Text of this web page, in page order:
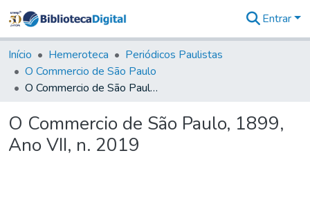
&
Coleções
Tudo na
Biblioteca
Estatísticas
Entrar
Início Hemeroteca
Periódicos Paulistas
O Commercio de São Paulo
O Commercio de São Paulo, 1899, Ano VII, n. 2019
O Commercio de São Paulo, 1899,
Ano VII, n. 2019